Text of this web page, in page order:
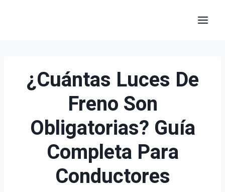
¿Cuántas Luces De
Freno Son
Obligatorias? Guía
Completa Para
Conductores